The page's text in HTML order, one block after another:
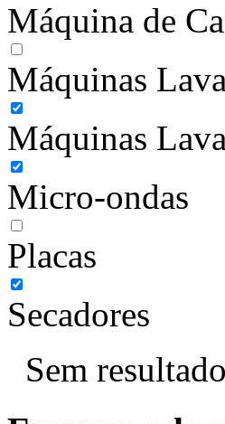
Máquina de
Máquinas
Máquinas
Micro-ondas
Placas
Secadores
Sem